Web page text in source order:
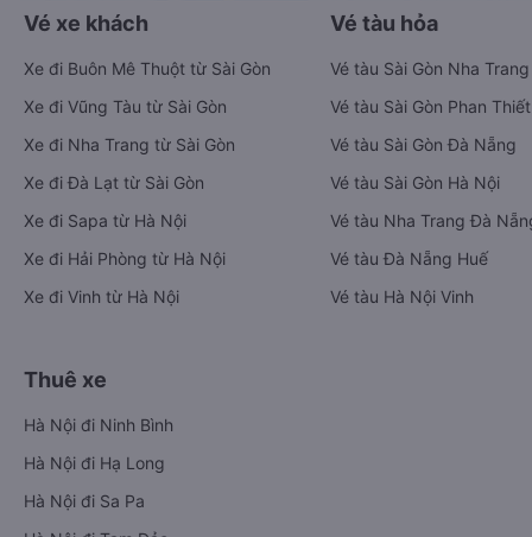
Vé xe khách
Xe đi Buôn Mê Thuột từ Sài Gòn
Xe đi Vũng Tàu từ Sài Gòn
Xe đi Nha Trang từ Sài Gòn
Xe đi Đà Lạt từ Sài Gòn
Xe đi Sapa từ Hà Nội
Xe đi Hải Phòng từ Hà Nội
Xe đi Vinh từ Hà Nội
Vé tàu hỏa
Vé tàu Sài Gòn Nha Trang
Vé tàu Sài Gòn Phan Thiết
Vé tàu Sài Gòn Đà Nẵng
Vé tàu Sài Gòn Hà Nội
Vé tàu Nha Trang Đà
Vé tàu Đà Nẵng Huế
Vé tàu Hà Nội Vinh
Thuê xe
Hà Nội đi Ninh Bình
Hà Nội đi Hạ Long
Hà Nội đi Sa Pa